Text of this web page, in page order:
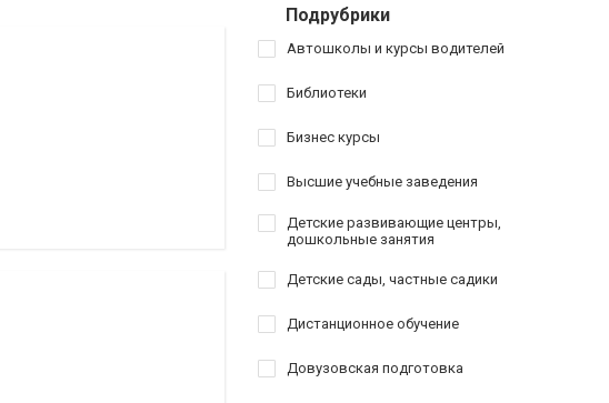
Подрубрики
Автошколы и курсы водителей
Библиотеки
Бизнес курсы
Высшие учебные заведения
Детские развивающие центры,
дошкольные занятия
Детские сады, частные садики
Дистанционное обучение
Довузовская подготовка